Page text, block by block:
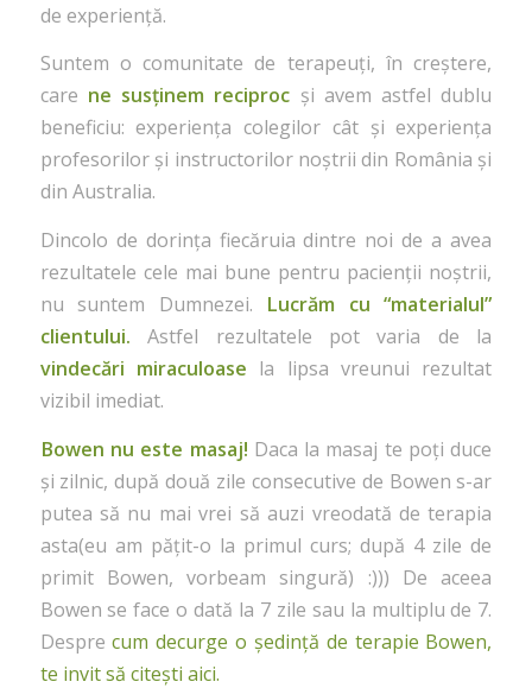
de experiență.
Suntem o comunitate de terapeuți, în creștere,
care ne susținem reciproc și avem astfel dublu
beneficiu: experiența colegilor cât și experiența
profesorilor și instructorilor noștrii din România și
din Australia.
Dincolo de dorința fiecăruia dintre noi de a avea
rezultatele cele mai bune pentru pacienții noștrii,
nu suntem Dumnezei. Lucrăm cu“materialul”
clientului. Astfel rezultatele pot varia de la
vindecări miraculoase la lipsa vreunui rezultat
vizibil imediat.
Bowen nu este masaj! Daca la masaj te poți duce
și zilnic, după două zile consecutive de Bowen s-ar
putea să nu mai vrei să auzi vreodată de terapia
asta(eu am pățit-o la primul curs; după 4 zile de
primit Bowen, vorbeam singură) :))) De aceea
Bowen se face o dată la 7 zile sau la multiplu de 7.
Desprecum decurge o ședință de terapie Bowen,
te invit să citești aici.